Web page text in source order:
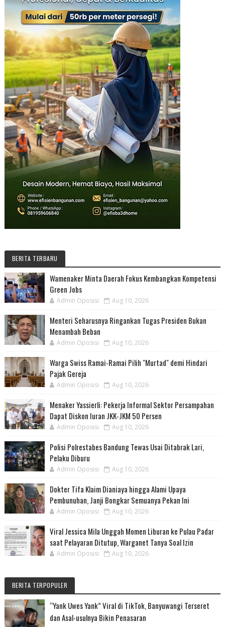
BERITA TERBARU
Wamenaker Minta Daerah Fokus Kembangkan Kompetensi
Green Jobs
Admin Oposisi Aug 10, 2026
Menteri Seharusnya Ringankan Tugas Presiden Bukan
Menambah Beban
Admin Oposisi Aug 10, 2026
Warga Swiss Ramai-Ramai Pilih "Murtad" demi Hindari
Pajak Gereja
Admin Oposisi Aug 10, 2026
Menaker Yassierli: Pekerja Informal Sektor Persampahan
Dapat Diskon Iuran JKK-JKM 50 Persen
Admin Oposisi Aug 10, 2026
Polisi Polrestabes Bandung Tewas Usai Ditabrak Lari,
Pelaku Diburu
Admin Oposisi Aug 10, 2026
Dokter Tifa Klaim Dianiaya hingga Alami Upaya
Pembunuhan, Janji Bongkar Semuanya Pekan Ini
Admin Oposisi Aug 10, 2026
Viral Jessica Mila Unggah Momen Liburan ke Pulau Padar
saat Pelayaran Ditutup, Warganet Tanya Soal Izin
Admin Oposisi Aug 10, 2026
BERITA TERPOPULER
“Yank Uwes Yank” Viral di TikTok, Banyuwangi Terseret
dan Asal-usulnya Bikin Penasaran